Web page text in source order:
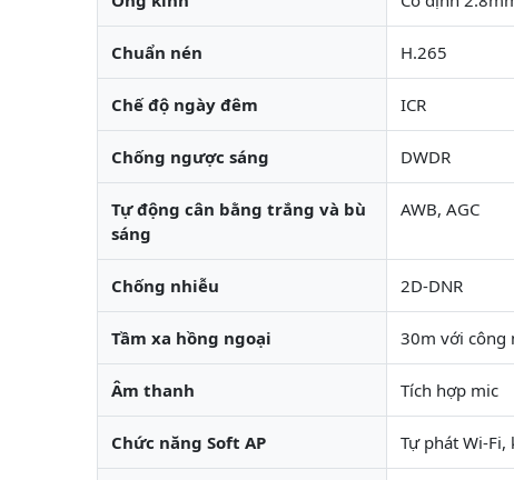
Chuẩn nén H.265
Chế độ ngày đêm ICR
Chống ngược sáng DWDR
Tự động cân bằng trắng và bù
sáng
AWB, AGC
Chống nhiễu 2D-DNR
Tầm xa hồng ngoại 30m với công
Âm thanh Tích hợp mic
Chức năng Soft AP Tự phát Wi-